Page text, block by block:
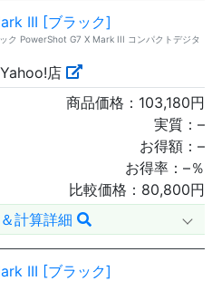
III [ブラック]
PowerShot G7 X Mark III コンパクトデジタ
店
商品価格： 103,180円
実質： –
お得額： –
お得率： –％
比較価格： 80,800円
計算詳細
III [ブラック]